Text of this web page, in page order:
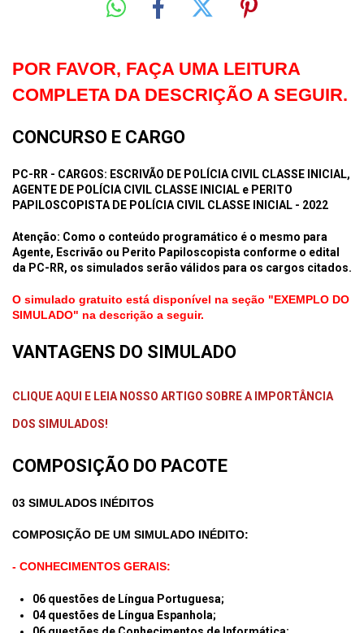
POR FAVOR, FAÇA UMA LEITURA
COMPLETA DA DESCRIÇÃO A SEGUIR.
CONCURSO E CARGO
PC-RR - CARGOS: ESCRIVÃO DE POLÍCIA CIVIL CLASSE INICIAL,
AGENTE DE POLÍCIA CIVIL CLASSE INICIAL e PERITO
PAPILOSCOPISTA DE POLÍCIA CIVIL CLASSE INICIAL - 2022
Atenção: Como o conteúdo programático é o mesmo para
Agente, Escrivão ou Perito Papiloscopista conforme o edital
da PC-RR, os simulados serão válidos para os cargos citados.
O simulado gratuito está disponível na seção "EXEMPLO DO
SIMULADO" na descrição a seguir.
VANTAGENS DO SIMULADO
CLIQUE AQUI E LEIA NOSSO ARTIGO SOBRE A IMPORTÂNCIA
DOS SIMULADOS!
COMPOSIÇÃO DO PACOTE
03 SIMULADOS INÉDITOS
COMPOSIÇÃO DE UM SIMULADO INÉDITO:
- CONHECIMENTOS GERAIS:
06 questões de Língua Portuguesa;
04questões de Língua Espanhola;